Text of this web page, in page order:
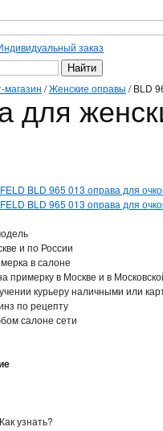
заказ
магазин /Женские оправы /BLD
для
и по России
в салоне
примерку в Москве и в
курьеру наличными или
по рецепту
салоне сети
Как узнать?